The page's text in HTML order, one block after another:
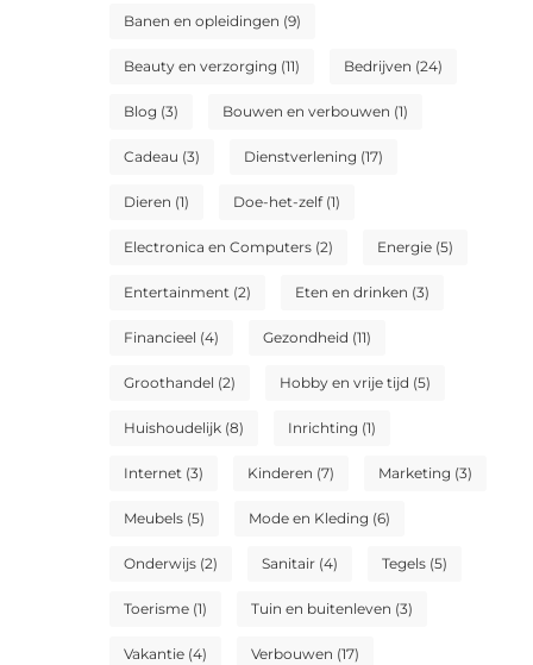
Banen en opleidingen (9)
Beauty en verzorging (11) Bedrijven (24)
Blog (3) Bouwen en verbouwen (1)
Cadeau (3) Dienstverlening (17)
Dieren (1) Doe-het-zelf(1)
Electronica en Computers (2) Energie (5)
Entertainment (2) Eten en drinken (3)
Financieel (4) Gezondheid (11)
Groothandel (2) Hobby en vrije tijd (5)
Huishoudelijk (8) Inrichting (1)
Internet (3) Kinderen (7) Marketing (3)
Meubels (5) Mode en Kleding (6)
Onderwijs (2) Sanitair (4) Tegels (5)
Toerisme (1) Tuin en buitenleven (3)
Vakantie (4) Verbouwen (17)